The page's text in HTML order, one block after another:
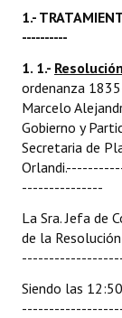
Dictámenes
Actas de
Informes de
Ejecución
Actas de
NORMATIVA
1.-
----------
1. 1.-
ordenanza
Marcelo
Gobierno y
Secretaria de
---------------
La Sra. Jefa de
de la
Siendo las